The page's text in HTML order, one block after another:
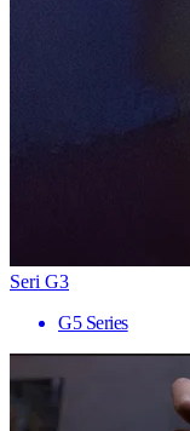
Seri G3
G5 Series